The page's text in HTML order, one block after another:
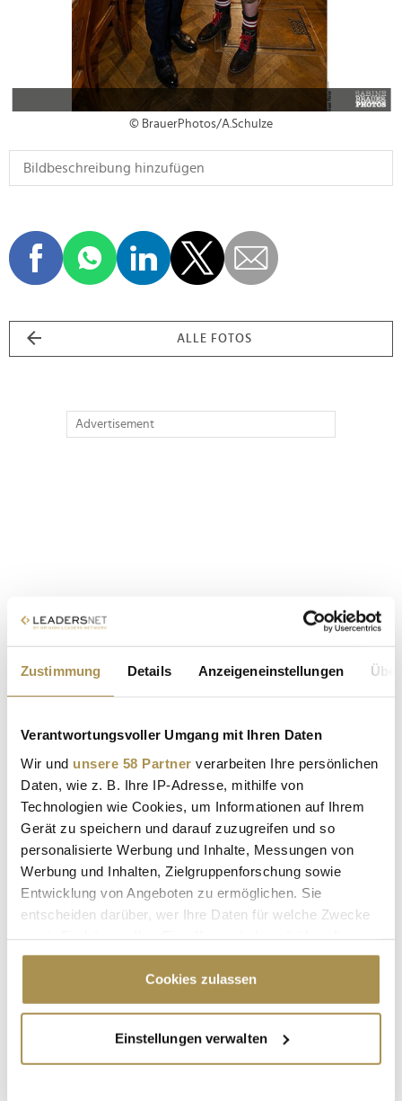
Zustimmung Details Anzeigeneinstellungen
Verantwortungsvoller Umgang mit Ihren Daten
Wir und unsere 58 Partner verarbeiten Ihre persönlichen
Daten, wie z. B. Ihre IP-Adresse, mithilfe von
Technologien wie Cookies, um Informationen auf Ihrem
Gerät zu speichern und darauf zuzugreifen und so
personalisierte Werbung und Inhalte, Messungen von
Werbung und Inhalten, Zielgruppenforschung sowie
Entwicklung von Angeboten zu ermöglichen. Sie
entscheiden darüber, wer Ihre Daten für welche Zwecke
Cookie-Erklärung oder durch Klicken auf das Privacy
Trigger Symbol ändern oder widerrufen
Informationen über Ihre geografische Lage
erfassen, welche bis auf einige Meter genau sein
Cookies zulassen
Einstellungen verwalten
© BrauerPhotos/A.Schulze
ALLE FOTOS
Advertisement